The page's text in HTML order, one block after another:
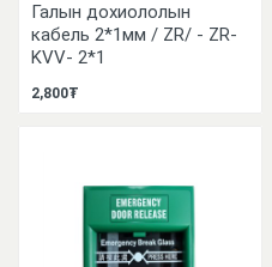
Галын дохиололын
кабель 2*1мм / ZR/ - ZR-
KVV- 2*1
2,800₮